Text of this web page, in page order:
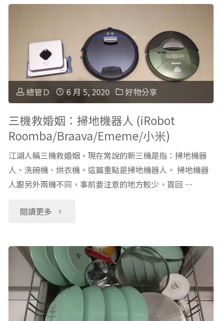
Apple
4K"
到
台
灣
75
元
免
運：
馬
購
總管Ｄ 6 月 5, 2020 好物分享
三機救婚姻：掃地機器人 (iRobot
Roomba/Braava/Ememe/小米)
江湖人稱三機救婚姻，現在常說的新三機是指：掃地機器
人、洗碗機、烘衣機。這篇重點是掃地機器人。 掃地機器
人跟另外兩機不同，事前要注意的地方較少，買回 …
閱讀更多
"三
救
婚
姻：